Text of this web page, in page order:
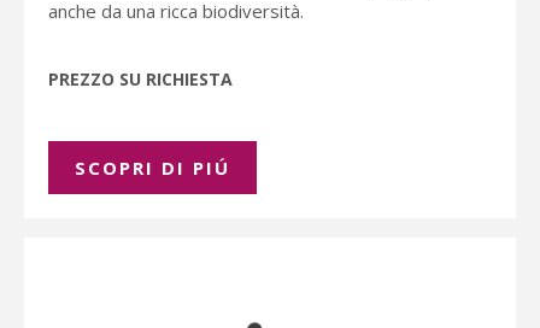
anche da una ricca biodiversità.
PREZZO SU RICHIESTA
SCOPRI DI PIÚ